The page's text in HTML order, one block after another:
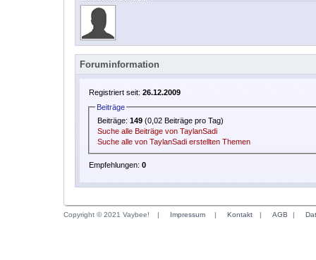
Foruminformation
Registriert seit: 26.12.2009
Beiträge
Beiträge:149 (0,02 Beiträge pro Tag)
Suche alle Beiträge von TaylanSadi
Suche alle von TaylanSadi erstellten Themen
Empfehlungen: 0
Copyright © 2021 Vaybee! | Impressum | Kontakt | AGB |